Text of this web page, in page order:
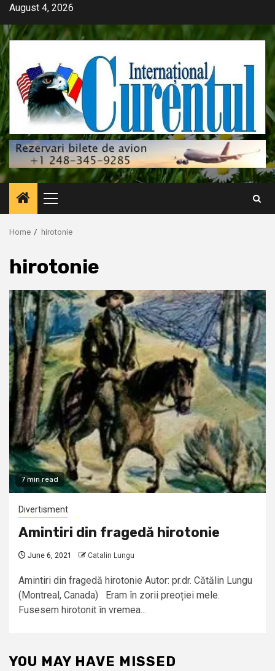
Skip
content
August 4, 2026
Primary
Menu
Home hirotonie
hirotonie
7 min read
Divertisment
Amintiri din fragedă hirotonie
June 6, 2021 Catalin Lungu
Amintiri din fragedă hirotonie Autor: pr.dr. Cătălin Lungu
(Montreal, Canada) Eram în zorii preoției mele.
Fusesem hirotonit în vremea...
YOU MAY HAVE MISSED